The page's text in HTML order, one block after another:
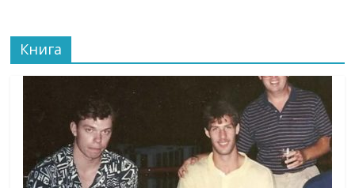
Книга